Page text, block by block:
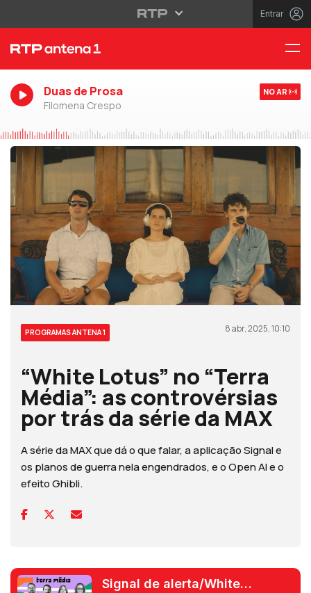
Entrar
Duas de Prosa
Filomena Crespo
NO AR
PROGRAMAS ANTENA 1 8 abr, 2025, 10:10
“White Lotus” no “Terra
Média”: as controvérsias
por trás da série da MAX
A série da MAX que dá o que falar, a aplicação Signal e
os planos de guerra nela engendrados, e o Open AI e o
efeito Ghibli.
Signal de alerta/White